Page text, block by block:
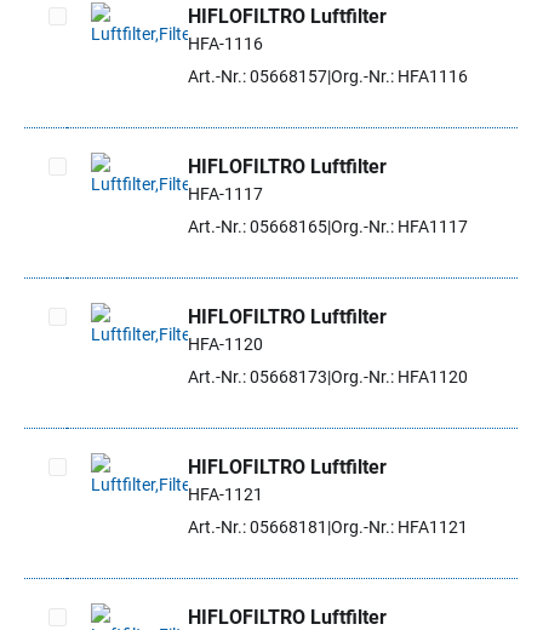
Artikel auswählen
HIFLOFILTRO Luftfilter
HFA-1116
Art.-Nr.: 05668157Org.-Nr.: HFA1116
Artikel auswählen
HIFLOFILTRO Luftfilter
HFA-1117
Art.-Nr.: 05668165Org.-Nr.: HFA1117
Artikel auswählen
HIFLOFILTRO Luftfilter
HFA-1120
Art.-Nr.: 05668173 Org.-Nr.: HFA1120
Artikel auswählen
HIFLOFILTRO Luftfilter
HFA-1121
Art.-Nr.: 05668181 Org.-Nr.: HFA1121
HIFLOFILTRO Luftfilter